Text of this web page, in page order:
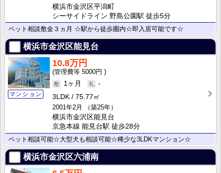
横浜市金沢区平潟町
シーサイドライン 野島公園駅 徒歩5分
ペット相談敷金３ヵ月 ☆駅から徒歩圏内☆即入居可能です☆
横浜市金沢区能見台
マンション
10.8万円
5000円
1ヶ月
-
3LDK
75.77㎡
2001年2月
（築25年）
横浜市金沢区能見台
京急本線 能見台駅 徒歩28分
ペット相談可能☆大型犬も相談可能☆稀少な3LDKマンション☆
横浜市金沢区六浦南